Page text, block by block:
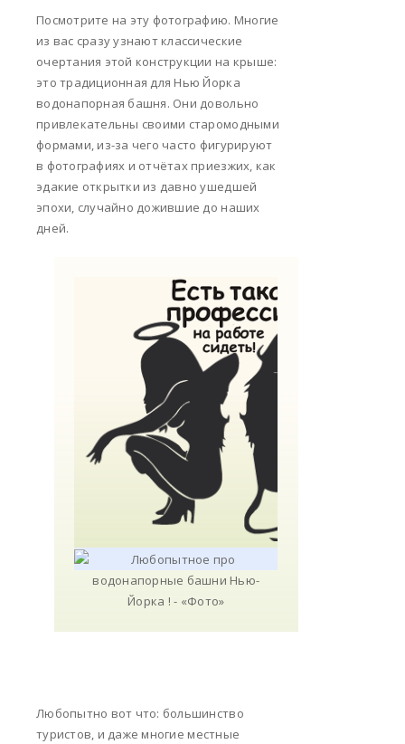
Посмотрите на эту фотографию. Многие
из вас сразу узнают классические
очертания этой конструкции на крыше:
это традиционная для Нью Йорка
водонапорная башня. Они довольно
привлекательны своими старомодными
формами, из-за чего часто фигурируют
в фотографиях и отчётах приезжих, как
эдакие открытки из давно ушедшей
эпохи, случайно дожившие до наших
дней.
Любопытно вот что: большинство
туристов, и даже многие местные